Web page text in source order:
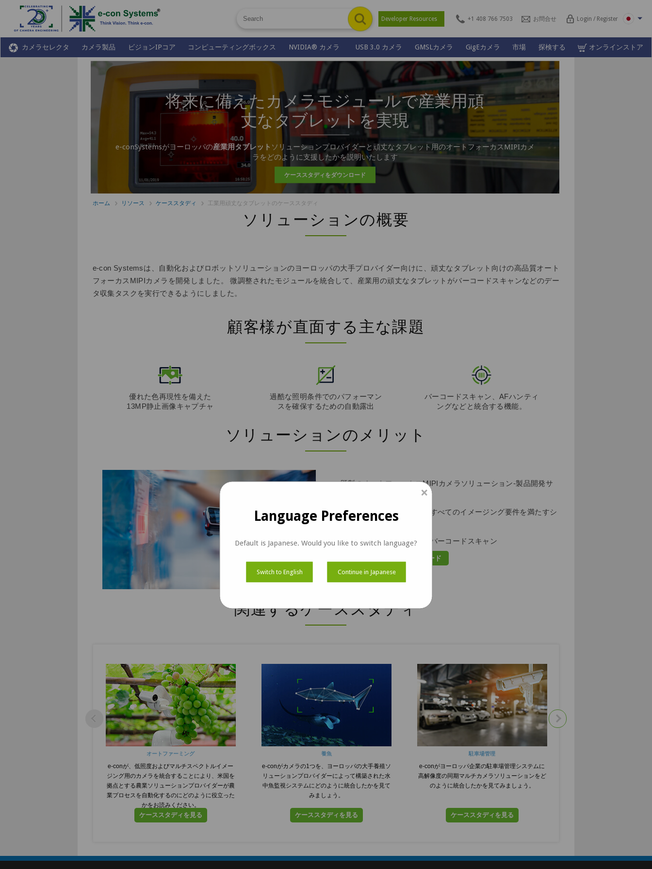
Developer Resources +1 408 766 7503 お問合せ Login / Register
カメラセレクタ カメラ製品 ビジョンIPコア コンピューティングボックス NVIDIA® カメラ USB 3.0 カメラ GMSLカメラ GigEカメラ 市場 探検する オンラインストア
将来に備えたカメラモジュールで産業用頑
丈なタブレットを実現
e-conSystemsがヨーロッパの産業用タブレット ソリューションプロバイダーと頑丈なタブレット用のオートフォーカスMIPIカメ
ラをどのように支援したかを説明いたします
ケーススタディをダウンロード
ホーム リソース ケーススタディ 工業用頑丈なタブレットのケーススタディ
ソリューションの概要
e-con Systemsは、自動化およびロボットソリューションのヨーロッパの大手プロバイダー向けに、頑丈なタブレット向けの高品質オート
フォーカスMIPIカメラを開発しました。 微調整されたモジュールを統合して、産業用の頑丈なタブレットがバーコードスキャンなどのデー
タ収集タスクを実行できるようにしました。
顧客様が直面する主な課題
優れた色再現性を備えた
13MP静止画像キャプチャ
過酷な照明条件でのパフォーマン
スを確保するための自動露出
バーコードスキャン、AFハンティ
ングなどと統合する機能。
ソリューションのメリット
既製のオートフォーカスMIPIカメラソリューション-製品開発サ
産業用頑丈なタブレットのすべてのイメージング要件を満たすシ
さまざまな距離での正確なバーコードスキャン
ケーススタディをダウンロード
関連するケーススタディ
オートファーミング
e-conが、低照度およびマルチスペクトルイメー
ジング用のカメラを統合することにより、米国を
拠点とする農業ソリューションプロバイダーが農
業プロセスを自動化するのにどのように役立った
かをお読みください。
ケーススタディを見る
養魚
e-conがカメラの1つを、ヨーロッパの大手養殖ソ
リューションプロバイダーによって構築された水
中魚監視システムにどのように統合したかを見て
みましょう。
ケーススタディを見る
駐車場管理
e-conがヨーロッパ企業の駐車場管理システムに
高解像度の同期マルチカメラソリューションをど
のように統合したかを見てみましょう。
ケーススタディを見る
×
Language Preferences
Default is Japanese. Would you like to switch language?
Switch to English Continue in Japanese